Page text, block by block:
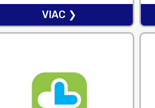
VIAC ❯